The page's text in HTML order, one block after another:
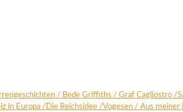
/ Bede Grif­fiths / Graf Cagli­os­tro /
in Euro­pa /Die Reichs­idee /Voge­sen / Aus mei­ner